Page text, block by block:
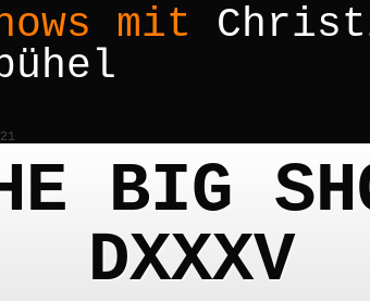
mit
BIG
DXXXV